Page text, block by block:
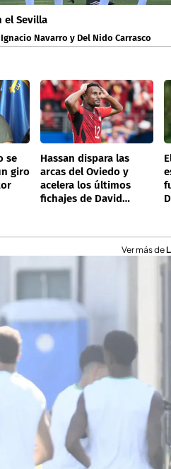
el Sevilla
Navarro y Del Nido Carrasco
se
giro
Hassan dispara las
arcas del Oviedo y
acelera los últimos
fichajes de David
Ver más de